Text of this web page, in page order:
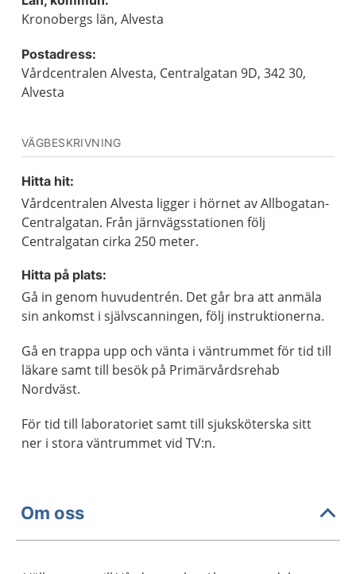
Kronobergs län, Alvesta
Postadress:
Vårdcentralen Alvesta, Centralgatan 9D, 342 30,
Alvesta
VÄGBESKRIVNING
Hitta hit:
Vårdcentralen Alvesta ligger i hörnet av Allbogatan-
Centralgatan. Från järnvägsstationen följ
Centralgatan cirka 250 meter.
Hitta på plats:
Gå in genom huvudentrén. Det går bra att anmäla
sin ankomst i självscanningen, följ instruktionerna.
Gå en trappa upp och vänta i väntrummet för tid till
läkare samt till besök på Primärvårdsrehab
Nordväst.
För tid till laboratoriet samt till sjuksköterska sitt
ner i stora väntrummet vid TV:n.
Om oss